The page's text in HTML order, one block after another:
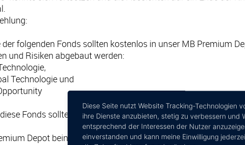
der folgenden Fonds sollten kostenlos in unser MB Premium
und Risiken abgebaut werden:
Technologie und
Fonds sollten weiterhin bestehen bleiben.
Depot beinhaltet 10 vermögensverwaltende
Diese Seite nutzt Website Tracking-Technologien
ihre Dienste anzubieten, stetig zu verbessern und
entsprechend der Interessen der Nutzer
einverstanden und kann meine Einwilligung